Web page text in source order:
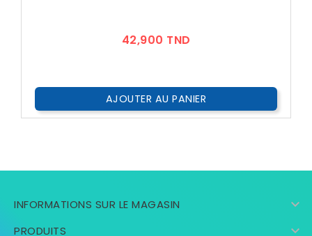
42,900 TND
AJOUTER AU PANIER
INFORMATIONS SUR LE MAGASIN 
PRODUITS 